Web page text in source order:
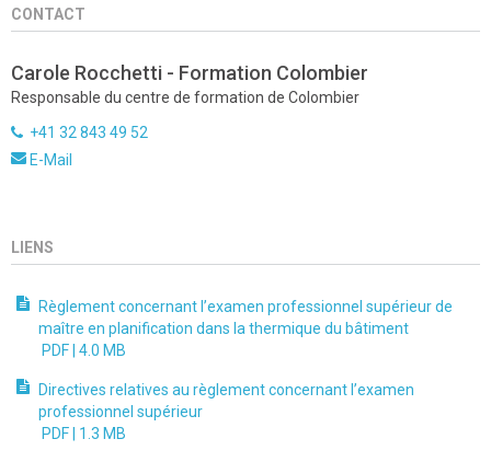
CONTACT
Carole Rocchetti - Formation Colombier
Responsable du centre de formation de Colombier
+41 32 843 49 52
E-Mail
LIENS
Règlement concernant l’examen professionnel supérieur de
maître en planification dans la thermique du bâtiment
PDF | 4.0 MB
Directives relatives au règlement concernant l’examen
professionnel supérieur
PDF | 1.3 MB